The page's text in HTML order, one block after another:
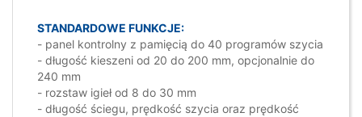
STANDARDOWE FUNKCJE:
- panel kontrolny z pamięcią do 40 programów szycia
- długość kieszeni od 20 do 200 mm, opcjonalnie do
240 mm
- rozstaw igieł od 8 do 30 mm
- długość ściegu, prędkość szycia oraz prędkość